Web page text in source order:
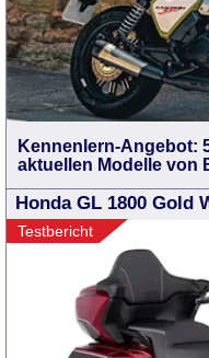
Kennenlern-Angebot:
aktuellen Modelle von
Honda GL 1800 Gold
Testbericht